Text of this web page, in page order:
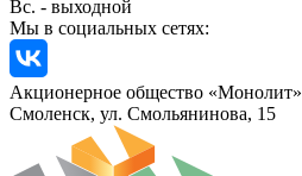
Вс. - выходной
Мы в социальных сетях:
Акционерное общество «Монолит»
Смоленск, ул. Смольянинова, 15